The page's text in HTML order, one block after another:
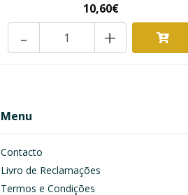
10,60€
+
-
Menu
Contacto
Livro de Reclamações
Termos e Condições